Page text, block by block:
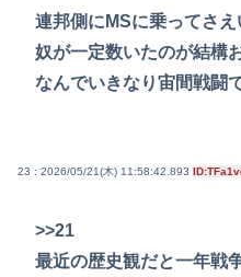
連邦側にMSに乗ってさ
奴が一定数いたのが結構
なんでいきなり宙間戦闘
23 : 2026/05/21(木) 11:58:42.893
>>21
最近の歴史観だと一年戦